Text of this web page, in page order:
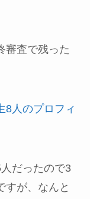
審査で残った
8人のプロフィ
だったので3
すが、なんと